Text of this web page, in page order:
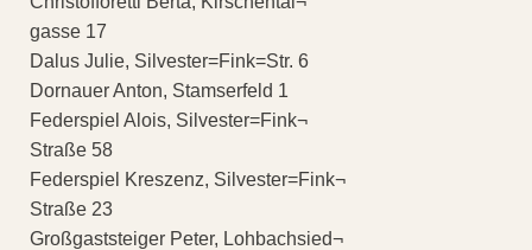
gasse 17
Dalus Julie, Silvester=Fink=Str. 6
Dornauer Anton, Stamserfeld 1
Federspiel Alois, Silvester=Fink¬
Straße 58
Federspiel Kreszenz, Silvester=Fink¬
Straße 23
Großgaststeiger Peter, Lohbachsied¬